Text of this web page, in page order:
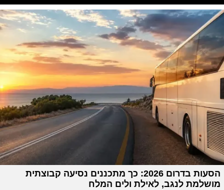
הסעות בדרום 2026: כך מתכננים נסיעה קבוצתית
מושלמת לנגב, לאילת ולים המלח